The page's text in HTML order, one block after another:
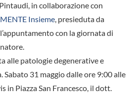
in collaborazione con
Insieme, presieduta da
con la giornata di
alle patologie degenerative e
Sabato 31 maggio dalle ore 9:00 alle
in Piazza San Francesco, il dott.